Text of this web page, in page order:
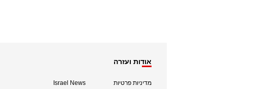
אודות ועזרה
מדיניות פרטיות
Israel News